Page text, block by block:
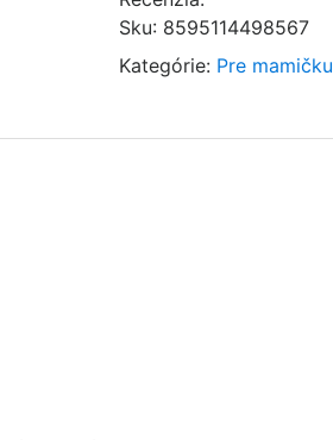
Sku: 8595114498567
Kategórie: Pre mamičku